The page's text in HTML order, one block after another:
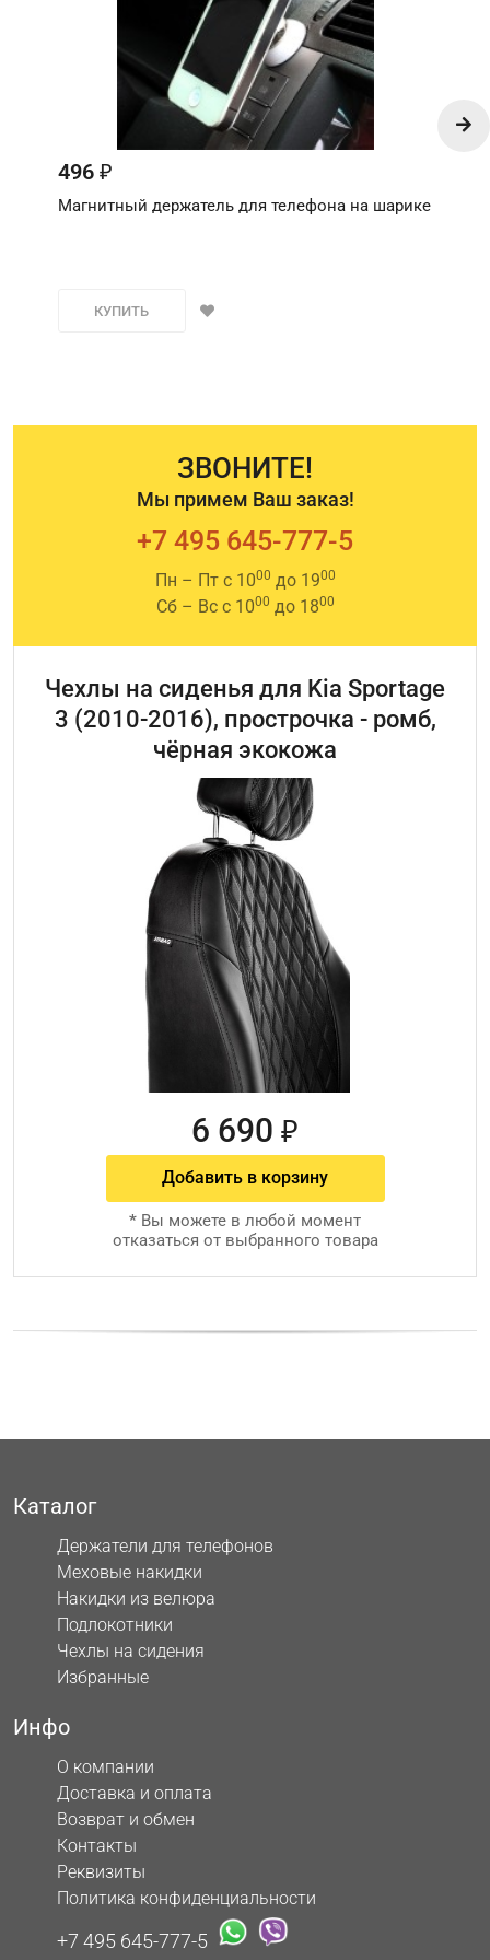
496 ₽
Магнитный держатель для телефона на шарике
КУПИТЬ
ЗВОНИТЕ!
Мы примем Ваш заказ!
+7 495 645-777-5
Пн – Пт с 1000 до 1900
Сб – Вс с 1000 до 1800
Чехлы на сиденья для Kia Sportage
3 (2010-2016), прострочка - ромб,
чёрная экокожа
6 690 ₽
Добавить в корзину
* Вы можете в любой момент
отказаться от выбранного товара
Каталог
Держатели для телефонов
Меховые накидки
Накидки из велюра
Подлокотники
Чехлы на сидения
Избранные
Инфо
О компании
Доставка и оплата
Возврат и обмен
Контакты
Реквизиты
Политика конфиденциальности
+7 495 645-777-5